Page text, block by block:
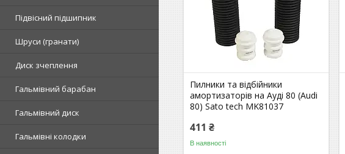
Підвісний підшипник
Шруси (гранати)
Диск зчеплення
Гальмівний барабан
Гальмівний диск
Гальмівні колодки
Пилники та відбійники
амортизаторів на Ауді 80 (Audi
80) Sato tech MK81037
411 ₴
В наявності